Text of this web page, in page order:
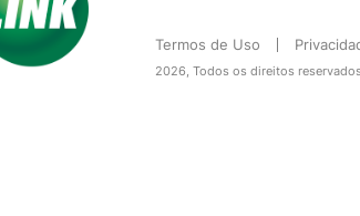
Termos de Uso
2026, Todos os direitos reservados